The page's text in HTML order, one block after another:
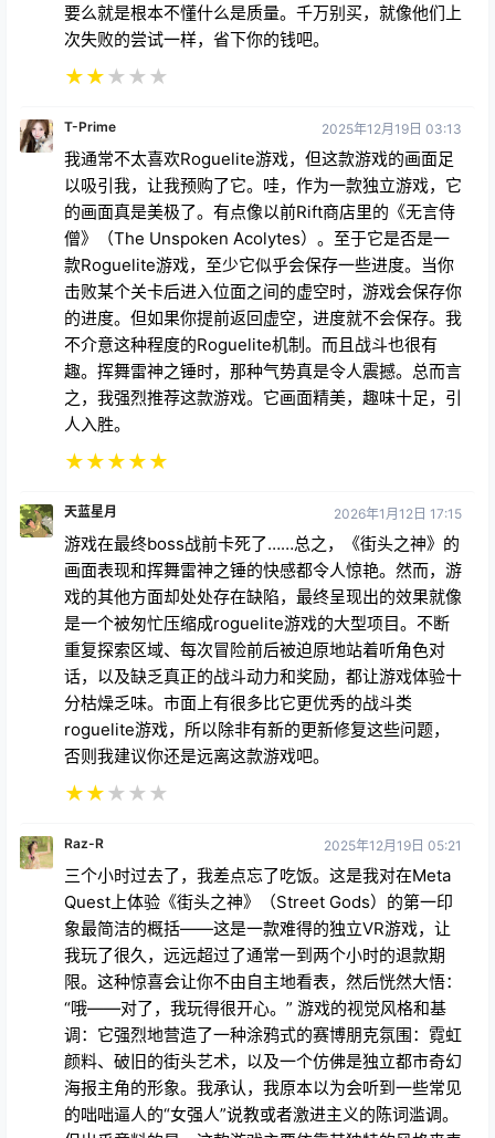
次失败的尝试一样，省下你的钱吧。
★★★★★
我通常不太喜欢Roguelite游戏，但这款游戏的画面足
以吸引我，让我预购了它。哇，作为一款独立游戏，它
的画面真是美极了。有点像以前Rift商店里的《无言侍
僧》（The Unspoken Acolytes）。至于它是否是一
款Roguelite游戏，至少它似乎会保存一些进度。当你
击败某个关卡后进入位面之间的虚空时，游戏会保存你
的进度。但如果你提前返回虚空，进度就不会保存。我
不介意这种程度的Roguelite机制。而且战斗也很有
趣。挥舞雷神之锤时，那种气势真是令人震撼。总而言
之，我强烈推荐这款游戏。它画面精美，趣味十足，引
人入胜。
★★★
游戏在最终boss战前卡死了……总之，《街头之神》的
画面表现和挥舞雷神之锤的快感都令人惊艳。然而，游
戏的其他方面却处处存在缺陷，最终呈现出的效果就像
是一个被匆忙压缩成roguelite游戏的大型项目。不断
重复探索区域、每次冒险前后被迫原地站着听角色对
话，以及缺乏真正的战斗动力和奖励，都让游戏体验十
分枯燥乏味。市面上有很多比它更优秀的战斗类
roguelite游戏，所以除非有新的更新修复这些问题，
否则我建议你还是远离这款游戏吧。
★★★★★
三个小时过去了，我差点忘了吃饭。这是我对在Meta
Quest上体验《街头之神》（Street Gods）的第一印
象最简洁的概括——这是一款难得的独立VR游戏，让
我玩了很久，远远超过了通常一到两个小时的退款期
限。这种惊喜会让你不由自主地看表，然后恍然大悟：
“哦——对了，我玩得很开心。” 游戏的视觉风格和基
调：它强烈地营造了一种涂鸦式的赛博朋克氛围：霓虹
颜料、破旧的街头艺术，以及一个仿佛是独立都市奇幻
海报主角的形象。我承认，我原本以为会听到一些常见
的咄咄逼人的“女强人”说教或者激进主义的陈词滥调。
但出乎意料的是，这款游戏主要依靠其独特的风格来表